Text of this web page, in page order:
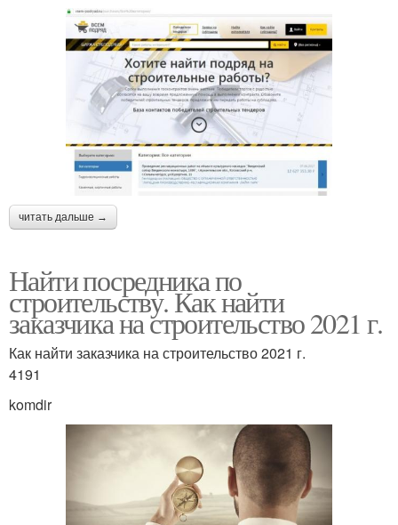
читать дальше →
Найти посредника по
строительству. Как найти
заказчика на строительство 2021 г.
Как найти заказчика на строительство 2021 г.
4191
komdir